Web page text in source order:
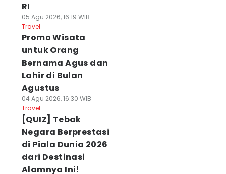
RI
05 Agu 2026, 16:19 WIB
Travel
Promo Wisata
untuk Orang
Bernama Agus dan
Lahir di Bulan
Agustus
04 Agu 2026, 16:30 WIB
Travel
[QUIZ] Tebak
Negara Berprestasi
di Piala Dunia 2026
dari Destinasi
Alamnya Ini!